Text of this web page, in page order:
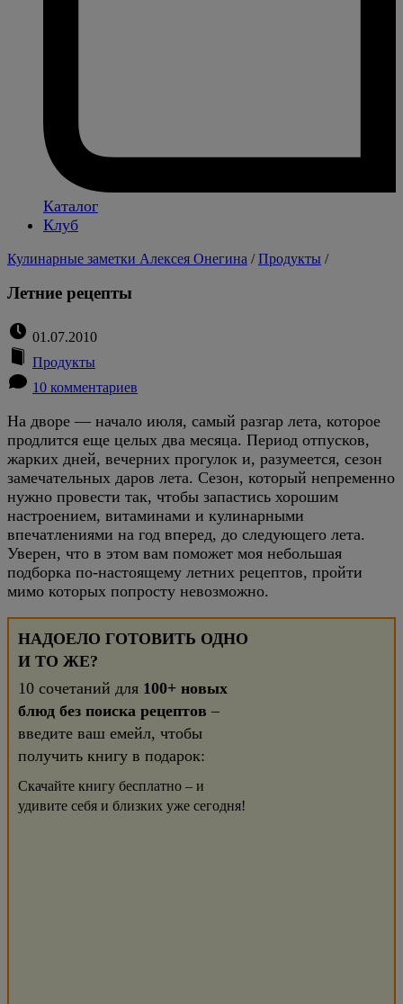
Каталог
Клуб
Кулинарные заметки Алексея Онегина /Продукты /
Летние рецепты
01.07.2010
Продукты
10 комментариев
На дворе — начало июля, самый разгар лета, которое
продлится еще целых два месяца. Период отпусков,
жарких дней, вечерних прогулок и, разумеется, сезон
замечательных даров лета. Сезон, который непременно
нужно провести так, чтобы запастись хорошим
настроением, витаминами и кулинарными
впечатлениями на год вперед, до следующего лета.
Уверен, что в этом вам поможет моя небольшая
подборка по-настоящему летних рецептов, пройти
мимо которых попросту невозможно.
НАДОЕЛО ГОТОВИТЬ ОДНО
И ТО ЖЕ?
10 сочетаний для 100+ новых
блюд без поиска рецептов –
введите ваш емейл, чтобы
получить книгу в подарок:
Скачайте книгу бесплатно – и
удивите себя и близких уже сегодня!